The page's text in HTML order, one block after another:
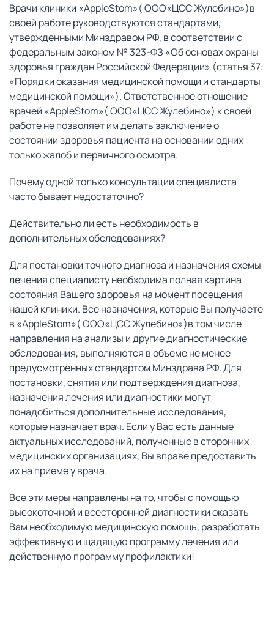
Врачи клиники «AppleStom»( OOO«ЦСС Жулебино»)в
своей работе руководствуются стандартами,
утвержденными Минздравом РФ, в соответствии с
федеральным законом № 323-ФЗ «Об основах охраны
здоровья граждан Российской Федерации» (статья 37:
«Порядки оказания медицинской помощи и стандарты
медицинской помощи»). Ответственное отношение
врачей «AppleStom»( OOO«ЦСС Жулебино») к своей
работе не позволяет им делать заключение о
состоянии здоровья пациента на основании одних
только жалоб и первичного осмотра.
Почему одной только консультации специалиста
часто бывает недостаточно?
Действительно ли есть необходимость в
дополнительных обследованиях?
Для постановки точного диагноза и назначения схемы
лечения специалисту необходима полная картина
состояния Вашего здоровья на момент посещения
нашей клиники. Все назначения, которые Вы получаете
в «AppleStom»( OOO«ЦСС Жулебино»)в том числе
направления на анализы и другие диагностические
обследования, выполняются в объеме не менее
предусмотренных стандартом Минздрава РФ. Для
постановки, снятия или подтверждения диагноза,
назначения лечения или диагностики могут
понадобиться дополнительные исследования,
которые назначает врач. Если у Вас есть данные
актуальных исследований, полученные в сторонних
медицинских организациях, Вы вправе предоставить
их на приеме у врача.
Все эти меры направлены на то, чтобы с помощью
высокоточной и всесторонней диагностики оказать
Вам необходимую медицинскую помощь, разработать
эффективную и щадящую программу лечения или
действенную программу профилактики!